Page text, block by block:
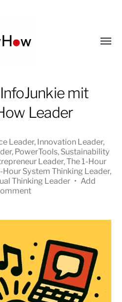
mit
Leader
Leader, Innovation Leader,
, PowerTools, Sustainability
Leader,The 1-Hour
Hour System Thinking Leader,
Thinking Leader • Add